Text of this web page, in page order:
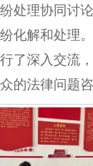
处理协同讨
化解和处理。
了深入交流
的法律问题